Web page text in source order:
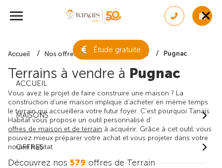
Étude gratuite
ACCUEIL
MAISONS
OFFRES
Accueil Nos offres de terrain Gironde Pugnac
Terrains à vendre à Pugnac
Vous avez le projet de faire construire une maison ? La
construction d'une maison implique d'acheter en même temps
le terrain qui accueillera votre futur foyer. C'est pourquoi Tanaïs
Habitat vous propose un outil personnalisé d'
offres de maison et de terrain à acquérir. Grâce à cet outil, vous
pouvez mieux préparer votre achat et vous projeter dans votre
nouvel habitat.
Découvrez nos579offres de Terrain